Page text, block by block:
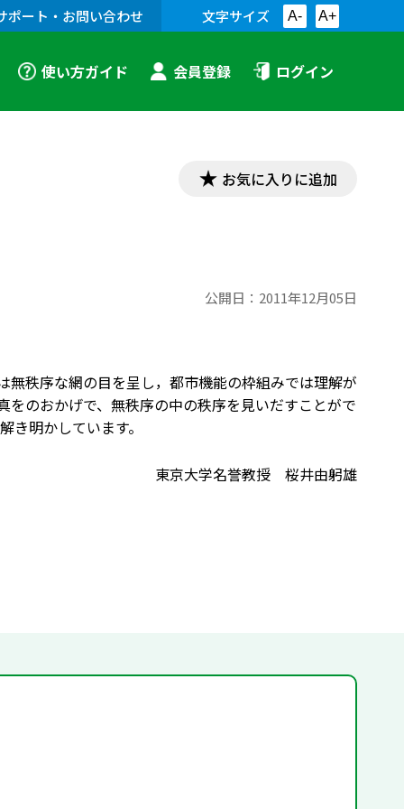
ポート・お問い合わせ 文字サイズ A- A+
使い方ガイド 会員登録 ログイン
お気に入りに追加
公開日： 2011年12月05日
秩序な網の目を呈し，都市機能の枠組みでは理解が
のおかげで、無秩序の中の秩序を見いだすことがで
明かしています。
東京大学名誉教授 桜井由躬雄